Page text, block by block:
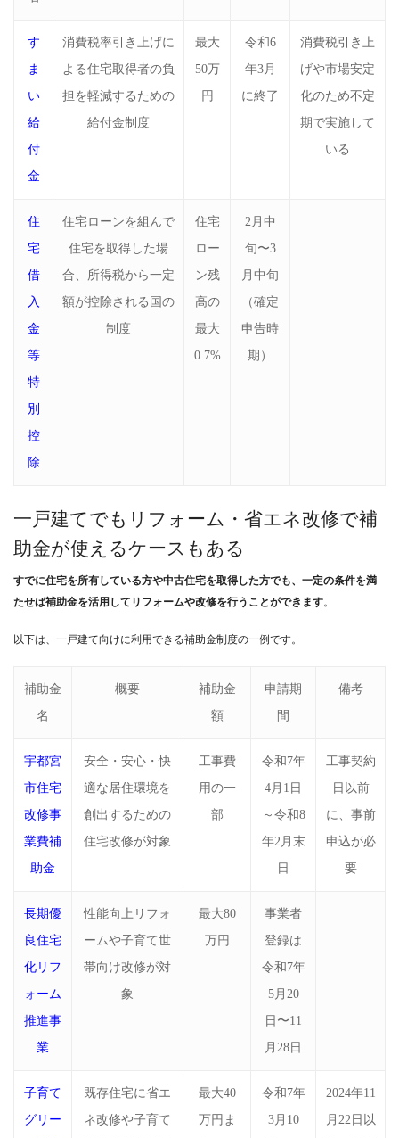
す
ま
い
給
付
金
消費税率引き上げに
よる住宅取得者の負
担を軽減するための
給付金制度
最大
50万
円
令和6
年3月
に終了
消費税引き上
げや市場安定
化のため不定
期で実施して
いる
住
宅
借
入
金
等
特
別
控
除
住宅ローンを組んで
住宅を取得した場
合、所得税から一定
額が控除される国の
制度
住宅
ロー
ン残
高の
最大
0.7%
2月中
旬〜3
月中旬
（確定
申告時
期）
一戸建てでもリフォーム・省エネ改修で補
助金が使えるケースもある
すでに住宅を所有している方や中古住宅を取得した方でも、一定の条件を満
たせば補助金を活用してリフォームや改修を行うことができます。
以下は、一戸建て向けに利用できる補助金制度の一例です。
補助金
名
概要
補助金
額
申請期
間
備考
宇都宮
市住宅
改修事
業費補
助金
安全・安心・快
適な居住環境を
創出するための
住宅改修が対象
工事費
用の一
部
令和7年
4月1日
～令和8
年2月末
日
工事契約
日以前
に、事前
申込が必
要
長期優
良住宅
化リフ
ォーム
推進事
業
性能向上リフォ
ームや子育て世
帯向け改修が対
象
最大80
万円
事業者
登録は
令和7年
5月20
日〜11
月28日
子育て
グリー
既存住宅に省エ
ネ改修や子育て
最大40
万円ま
令和7年
3月10
2024年11
月22日以